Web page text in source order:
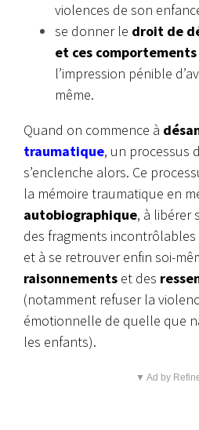
violences de son
se donner le droit de
et ces
l’impression pénible
même.
Quand on commence à
traumatique, un processus
s’enclenche alors. Ce
la mémoire traumatique en
autobiographique, à libérer
des fragments incontrôlables
et à se retrouver enfin soi-
raisonnements et des
(notamment refuser la
émotionnelle de quelle que
les enfants).
▼ Ad by